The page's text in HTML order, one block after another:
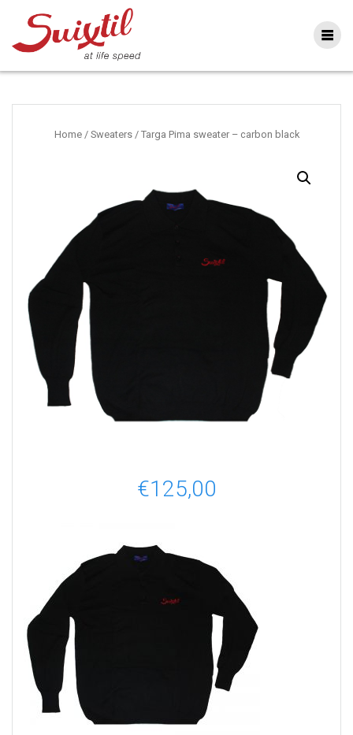
Home/ Sweaters/ Targa Pima sweater – carbon black
€125,00